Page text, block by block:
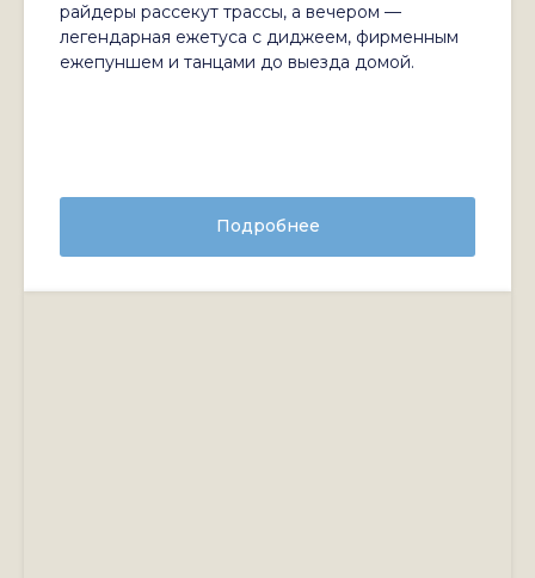
райдеры рассекут трассы, а вечером —
легендарная ежетуса с диджеем, фирменным
ежепуншем и танцами до выезда домой.
Подробнее